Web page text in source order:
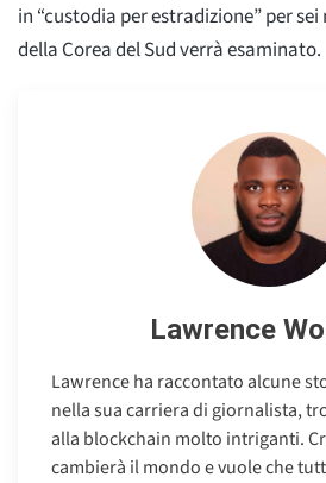
in “custodia per estradizione” per
della Corea del Sud verrà esaminato.
Lawrence
Lawrence ha raccontato alcune
nella sua carriera di giornalista,
alla blockchain molto intriganti.
cambierà il mondo e vuole che